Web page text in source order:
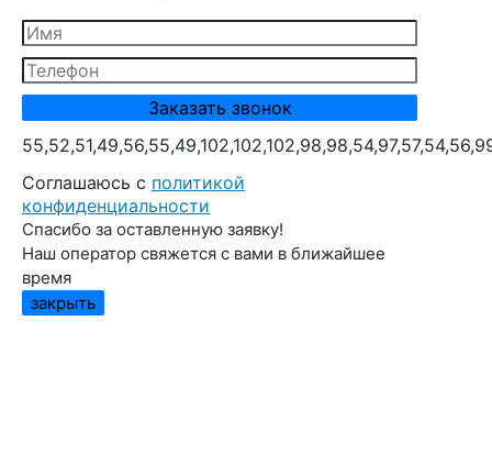
Cоглашаюсь с политикой
конфиденциальности
Спасибо за оставленную заявку!
Наш оператор свяжется с вами в ближайшее
время
закрыть